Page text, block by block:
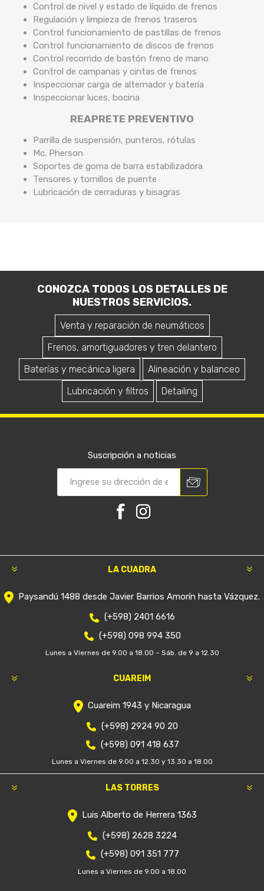
Control de nivel y estado de líquido de frenos
Regulación y limpieza de frenos traseros
Control funcionamiento de pastillas de frenos
Control funcionamiento de discos de frenos
Control recorrido de bastón freno de mano
Control de campanas y cintas de frenos
Inspeccionar carga de alternador y batería
Inspeccionar luces, bocina
REAPRETE PREVENTIVO
Parrilla de suspensión, punteros, rótulas
Mc. Pherson
Soportes de goma de barra estabilizadora
Tensores y tornillos de puente
Lubricación de cerraduras y bisagras
CONOZCA TODOS LOS DETALLES DE
NUESTROS SERVICIOS.
Venta y reparación de neumáticos
Frenos, amortiguadores y tren delantero
Baterías y mecánica ligera
Alineación y balanceo
Lubricación y filtros
Detailing
Suscripción a noticias
LA CUADRA
Paysandú 1488 desde Javier Barrios Amorín hasta Vázquez.
(+598) 2401 6616
(+598) 098 994 350
Lunes a Viernes de 9.00 a 18.00 – Sáb. de 9 a 12.30
CUAREIM
Cuareim 1943 y Nicaragua
(+598) 2924 90 20
(+598) 091 418 637
Lunes a Viernes de 9.00 a 12.30 y 13.30 a 18.00
LAS TORRES
Luis Alberto de Herrera 1363
(+598) 2628 3224
(+598) 091 351 777
Lunes a Viernes de 9.00 a 18.00